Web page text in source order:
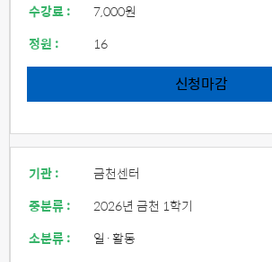
수강료 :
7,000원
정원 :
16
신청마감
기관 :
금천센터
중분류 :
2026년 금천 1학기
소분류 :
일·활동